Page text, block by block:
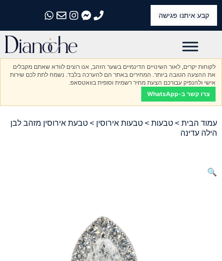
קבע איתנו פגישה
התקשרו אלינו
התקשרו אלינו
התקשרו אלינו
התקשרו אלינו
התקשרו אלינו
לקוחות יקרים, לאור השינויים הדינמיים בשער הזהב, אנו רוצים לוודא שאתם מקבלים
את ההצעה הטובה ביותר. המחירים באתר הם להערכה בלבד. נשמח לתת לכם שירות
אישי ולהנפיק עבורכם הצעת מחיר רשמית וסופית בוואטסאפ.
צרו קשר ב-WhatsApp
עמוד הבית > טבעות > טבעות אירוסין > טבעת אירוסין מזהב לבן
הילה עדינה
🔍